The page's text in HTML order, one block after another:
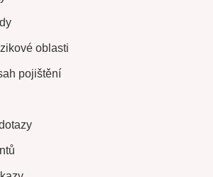
oblasti
pojištění